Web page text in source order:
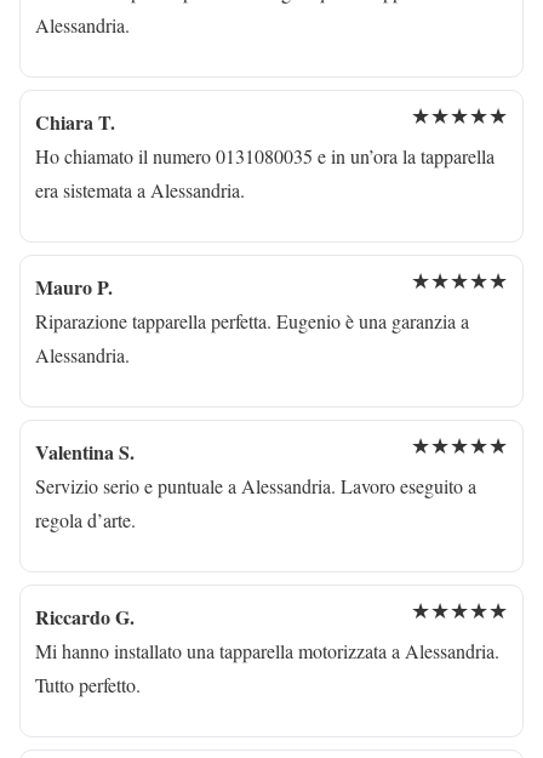
Alessandria.
Chiara T. ★★★★★
Ho chiamato il numero 0131080035 e in un’ora la tapparella
era sistemata a Alessandria.
Mauro P. ★★★★★
Riparazione tapparella perfetta. Eugenio è una garanzia a
Alessandria.
Valentina S. ★★★★★
Servizio serio e puntuale a Alessandria. Lavoro eseguito a
regola d’arte.
Riccardo G. ★★★★★
Mi hanno installato una tapparella motorizzata a Alessandria.
Tutto perfetto.